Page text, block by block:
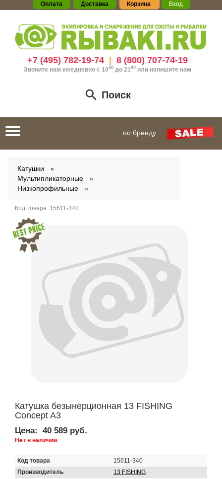
Оплата Доставка Корзина Вход
+7 (495) 782-19-74| 8 (800) 707-74-19
Звоните нам ежедневно с 1000до 21 00 или напишите нам
Поиск
Toggle
navigation
по бренду
Катушки
Мультипликаторные
Низкопрофильные
Код товара: 15611-340
Катушка безынерционная 13 FISHING
Concept A3
Цена: 40 589 руб.
Нет в наличии
Код товара
15611-340
Производитель
13 FISHING